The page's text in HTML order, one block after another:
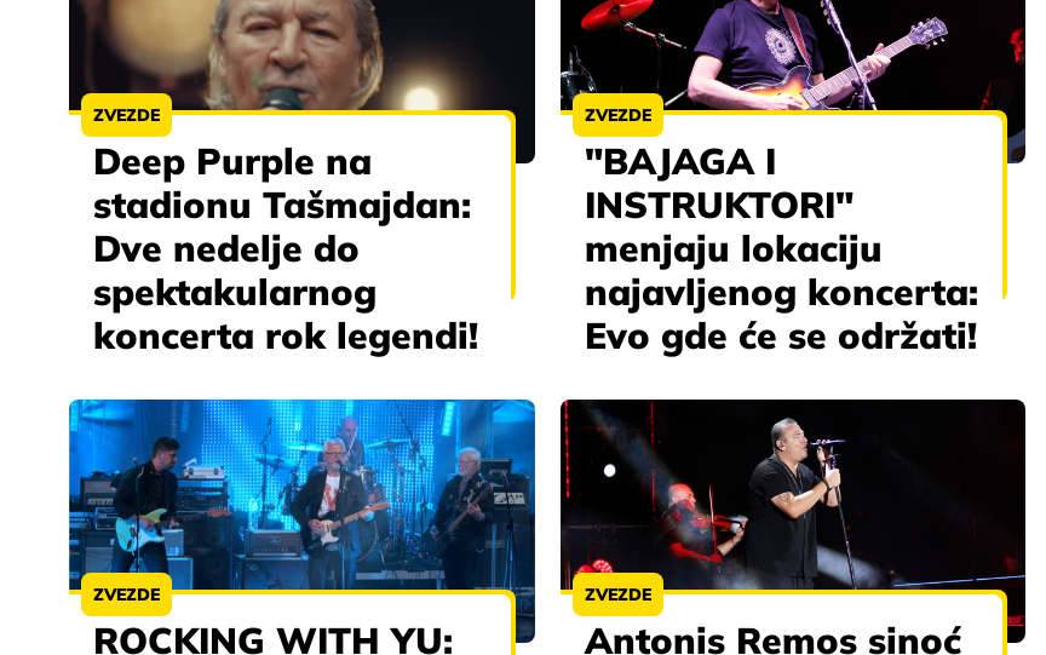
ZVEZDE
Deep Purple na
stadionu Tašmajdan:
Dve nedelje do
spektakularnog
koncerta rok legendi!
ZVEZDE
"BAJAGA I
INSTRUKTORI"
menjaju lokaciju
najavljenog koncerta:
Evo gde će se održati!
ZVEZDE
ROCKING WITH YU:
ZVEZDE
Antonis Remos sinoć